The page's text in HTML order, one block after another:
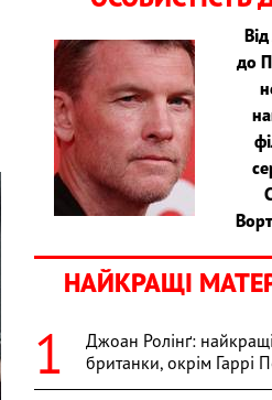
до
НАЙКРАЩІ
Джоан Ролінґ:
британки, окрім Гаррі